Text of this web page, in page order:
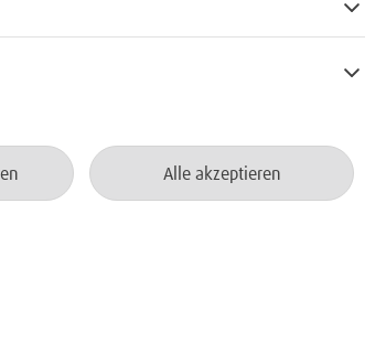
Alle akzeptieren
Über unsere Benefit-App erhält
Steuervergünstigungen auf Tickets
für den ÖPNV sichern